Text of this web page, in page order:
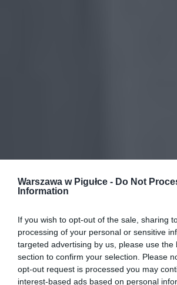
Warszawa w Pigułce - Do Not
Information
If you wish to opt-out of the sale, sharing
processing of your personal or sensitive
targeted advertising by us, please use the
section to confirm your selection. Please
opt-out request is processed you may
interest-based ads based on personal